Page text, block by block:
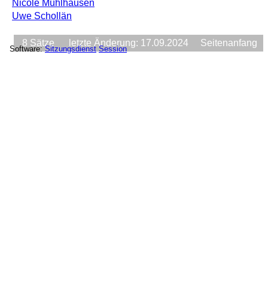
Nicole Mühlhausen
Uwe Schollän
8 Sätze letzte Änderung: 17.09.2024 Seitenanfang
Software:Sitzungsdienst Session